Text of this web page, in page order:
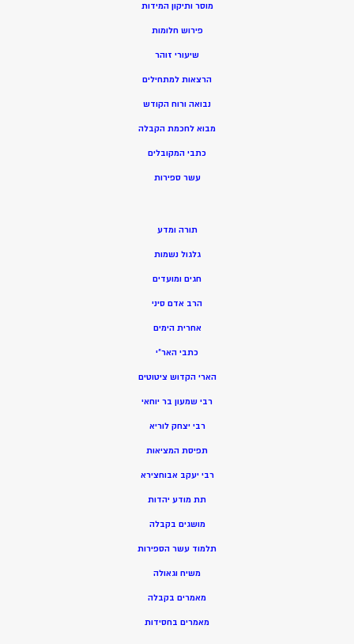
מוסר ותיקון המידות
פירוש חלומות
שיעורי זוהר
הרצאות למתחילים
נבואה ורוח הקודש
מבוא לחכמת הקבלה
כתבי המקובלים
עשר ספירות
תורה ומדע
גלגול נשמות
חגים ומועדים
הרב אדם סיני
אחרית הימים
כתבי האר”י
הארי הקדוש ציטוטים
רבי שמעון בר יוחאי
רבי יצחק לוריא
תפיסת המציאות
רבי יעקב אבוחצירא
תת מודע יהדות
מושגים בקבלה
תלמוד עשר הספירות
משיח וגאולה
מאמרים בקבלה
מאמרים בחסידות